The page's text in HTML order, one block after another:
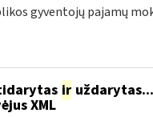
gyventojų pajamų
ir
XML